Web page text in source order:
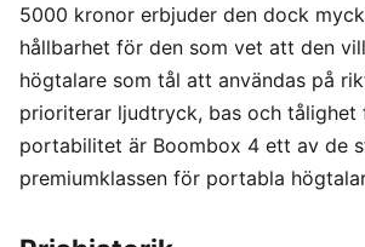
5000 kronor erbjuder den dock
hållbarhet för den som vet att den
högtalare som tål att användas på
prioriterar ljudtryck, bas och
portabilitet är Boombox 4 ett av de
premiumklassen för portabla